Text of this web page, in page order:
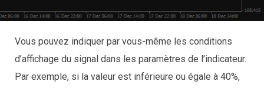
Vous pouvez indiquer par vous-même les conditions
d’affichage du signal dans les paramètres de l’indicateur.
Par exemple, si la valeur est inférieure ou égale à 40%,